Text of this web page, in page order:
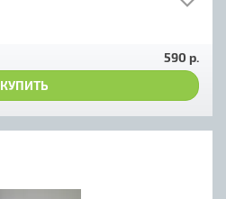
590 р.
КУПИТЬ